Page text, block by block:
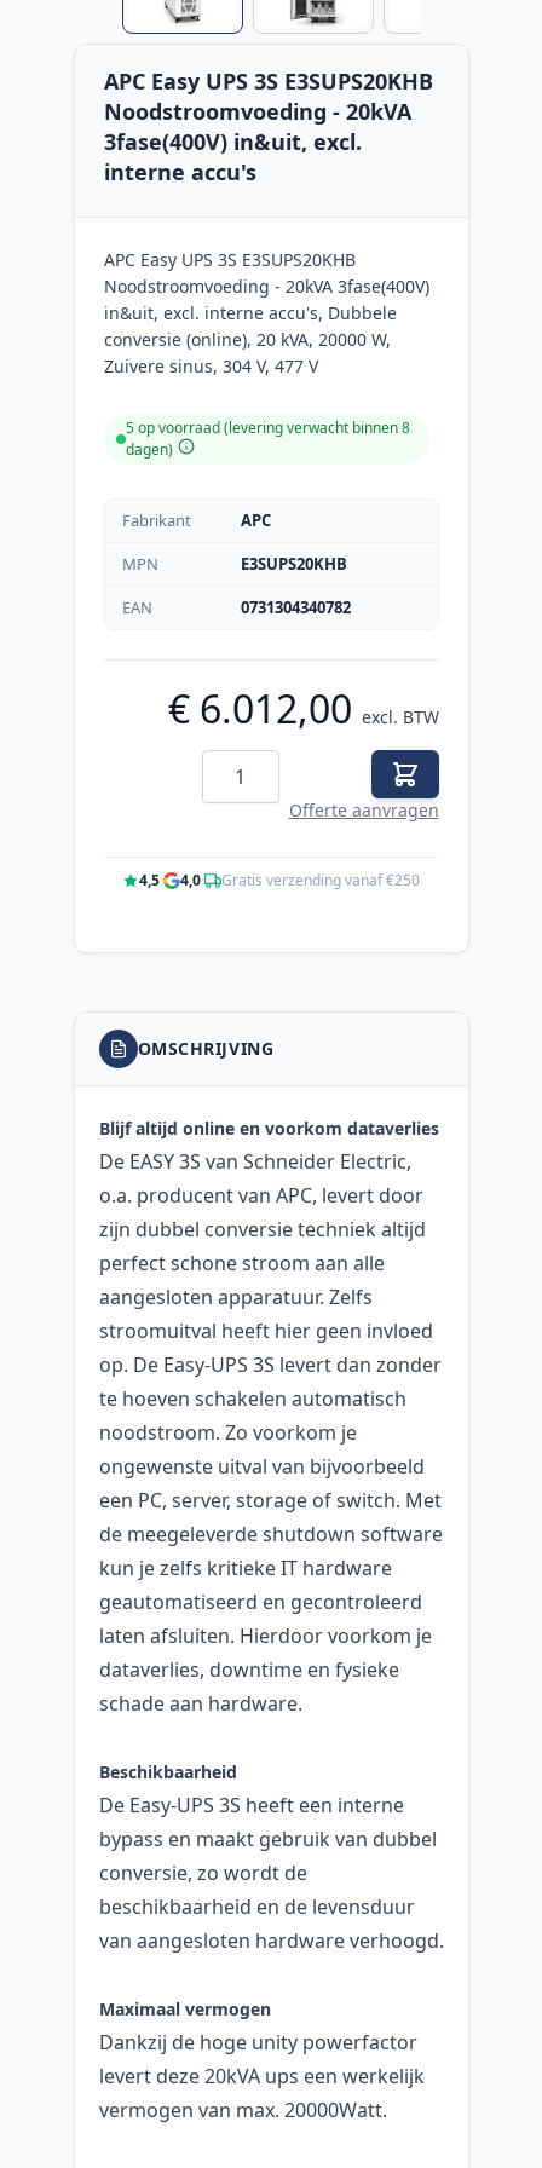
APC Easy UPS 3S E3SUPS20KHB
Noodstroomvoeding - 20kVA
3fase(400V) in&uit, excl.
interne accu's
APC Easy UPS 3S E3SUPS20KHB
Noodstroomvoeding - 20kVA 3fase(400V)
in&uit, excl. interne accu's, Dubbele
conversie (online), 20 kVA, 20000 W,
Zuivere sinus, 304 V, 477 V
5 op voorraad (levering verwacht binnen 8
dagen)
Fabrikant
APC
MPN
E3SUPS20KHB
EAN
0731304340782
€ 6.012,00 excl. BTW
Aantal
Offerte aanvragen
4,5· 4,0· Gratis verzending vanaf €250
OMSCHRIJVING
Blijf altijd online en voorkom dataverlies
De EASY 3S van Schneider Electric,
o.a. producent van APC, levert door
zijn dubbel conversie techniek altijd
perfect schone stroom aan alle
aangesloten apparatuur. Zelfs
stroomuitval heeft hier geen invloed
op. De Easy-UPS 3S levert dan zonder
te hoeven schakelen automatisch
noodstroom. Zo voorkom je
ongewenste uitval van bijvoorbeeld
een PC, server, storage of switch. Met
de meegeleverde shutdown software
kun je zelfs kritieke IT hardware
geautomatiseerd en gecontroleerd
laten afsluiten. Hierdoor voorkom je
dataverlies, downtime en fysieke
schade aan hardware.
Beschikbaarheid
De Easy-UPS 3S heeft een interne
bypass en maakt gebruik van dubbel
conversie, zo wordt de
beschikbaarheid en de levensduur
van aangesloten hardware verhoogd.
Maximaal vermogen
Dankzij de hoge unity powerfactor
levert deze 20kVA ups een werkelijk
vermogen van max. 20000Watt.